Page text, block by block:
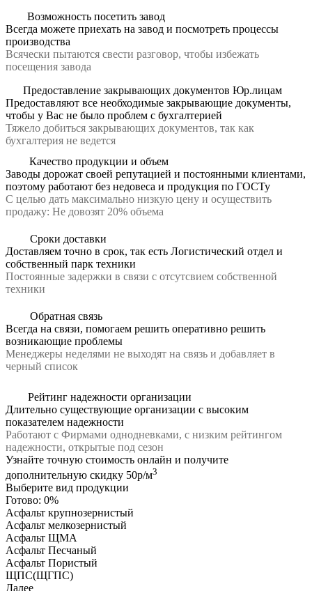
Возможность посетить завод
Всегда можете приехать на завод и посмотреть процессы
производства
Всячески пытаются свести разговор, чтобы избежать
посещения завода
Предоставление закрывающих документов Юр.лицам
Предоставляют все необходимые закрывающие документы,
чтобы у Вас не было проблем с бухгалтерией
Тяжело добиться закрывающих документов, так как
бухгалтерия не ведется
Качество продукции и объем
Заводы дорожат своей репутацией и постоянными клиентами,
поэтому работают без недовеса и продукция по ГОСТу
С целью дать максимально низкую цену и осуществить
продажу: Не довозят 20% объема
Сроки доставки
Доставляем точно в срок, так есть Логистический отдел и
собственный парк техники
Постоянные задержки в связи с отсутсвием собственной
техники
Обратная связь
Всегда на связи, помогаем решить оперативно решить
возникающие проблемы
Менеджеры неделями не выходят на связь и добавляет в
черный список
Рейтинг надежности организации
Длительно существующие организации с высоким
показателем надежности
Работают с Фирмами однодневками, с низким рейтингом
надежности, открытые под сезон
Узнайте точную стоимость онлайн и получите
дополнительную скидку 50р/м3
Выберите вид продукции
Готово: 0%
Асфальт крупнозернистый
Асфальт мелкозернистый
Асфальт ЩМА
Асфальт Песчаный
Асфальт Пористый
ЩПС(ЩГПС)
Далее